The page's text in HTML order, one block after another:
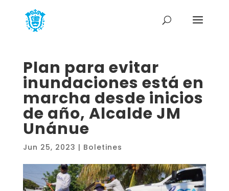
Plan para evitar
inundaciones está en
marcha desde inicios
de año, Alcalde JM
Unánue
Jun 25, 2023 | Boletines